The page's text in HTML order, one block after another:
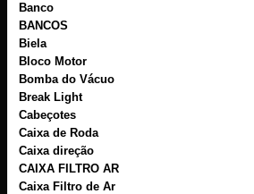
Banco
BANCOS
Biela
Bloco Motor
Bomba do Vácuo
Break Light
Cabeçotes
Caixa de Roda
Caixa direção
CAIXA FILTRO AR
Caixa Filtro de Ar